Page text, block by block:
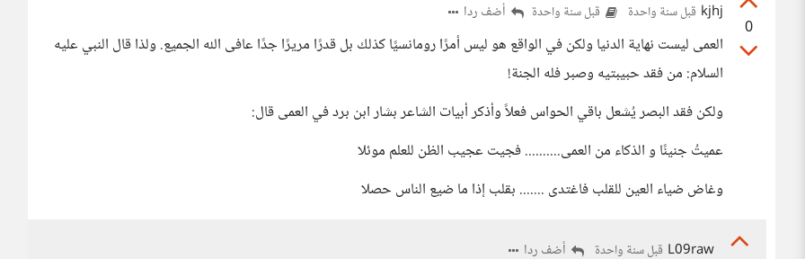
0
kjhj قبل سنة واحدة قبل سنة واحدة أضف ردا
العمى ليست نهاية الدنيا ولكن في الواقع هو ليس أمرًا رومانسيًا كذلك بل قدرًا مريرًا جدًا عافى الله الجميع. ولذا قال النبي عليه
السلام: من فقد حبيبتيه وصبر فله الجنة!
ولكن فقد البصر يُشعل باقي الحواس فعلاً وأذكر أبيات الشاعر بشار ابن برد في العمى قال:
عميتُ جنينًا و الذكاء من العمى.......... فجيت عجيب الظن للعلم موئلا
وغاض ضياء العين للقلب فاغتدى ....... بقلب إذا ما ضيع الناس حصلا
L09raw قبل سنة واحدة أضف ردا